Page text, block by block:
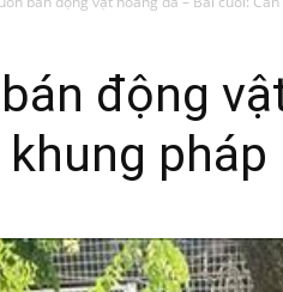
động
pháp